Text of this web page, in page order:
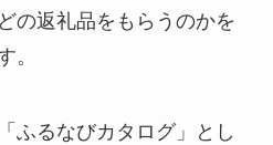
の返礼品をもらうのかを
。
ふるなびカタログ」とし